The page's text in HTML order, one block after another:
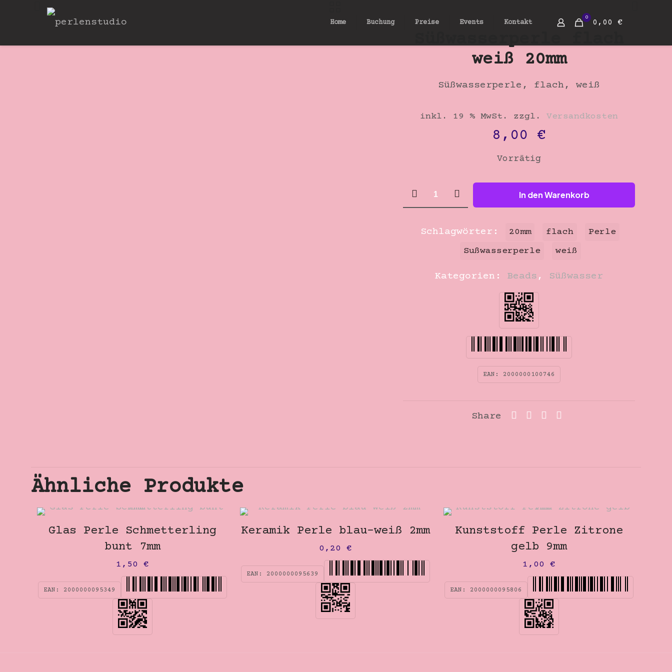
Home Buchung Preise Events Kontakt
0
0,00 €
weiß 20mm
Süßwasserperle, flach, weiß
inkl. 19 % MwSt. zzgl. Versandkosten
8,00 €
Vorrätig
Süßwasserperle
flach
20mm
In den Warenkorb
EAN: 2000000100746
Kategorien: Beads , Süßwasser
Schlagwörter: 20mm flach
Perle
Sußwasserperle
weiß
Share
Ähnliche Produkte
Glas Perle Schmetterling
bunt 7mm
1,50€
EAN: 2000000095349
Keramik Perle blau-weiß 2mm
0,20€
EAN: 2000000095639
Kunststoff Perle Zitrone
gelb 9mm
1,00 €
EAN: 2000000095806